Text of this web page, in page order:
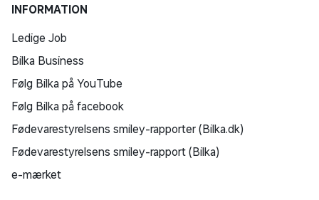
INFORMATION
Ledige Job
Bilka Business
Følg Bilka på YouTube
Følg Bilka på facebook
Fødevarestyrelsens smiley-rapporter (Bilka.dk)
Fødevarestyrelsens smiley-rapport (Bilka)
e-mærket